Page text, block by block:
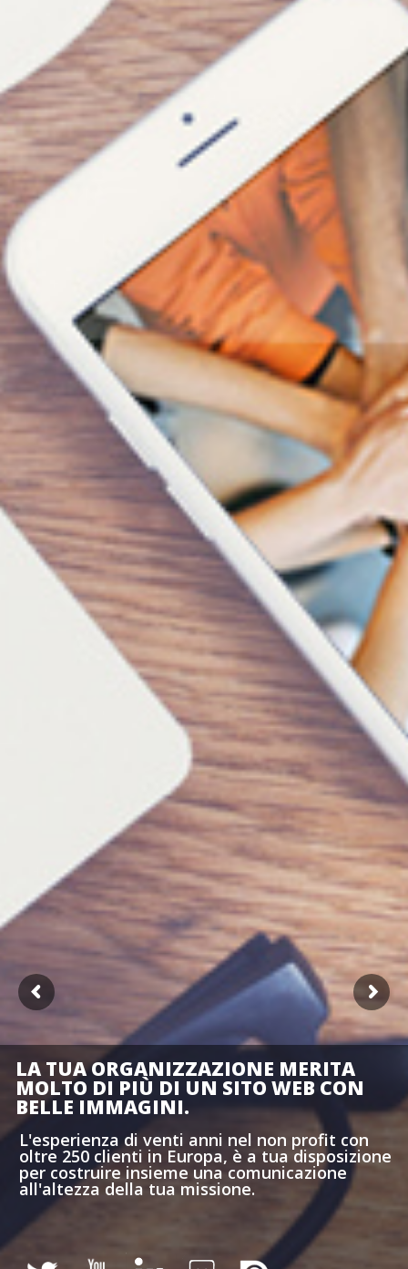
LA TUA ORGANIZZAZIONE MERITA
MOLTO DI PIÙ DI UN SITO WEB CON
BELLE IMMAGINI.
L'esperienza di venti anni nel non profit con
oltre 250 clienti in Europa, è a tua disposizione
per costruire insieme una comunicazione
all'altezza della tua missione.